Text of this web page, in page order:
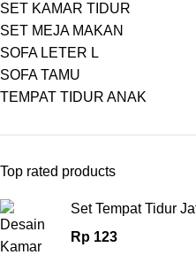
SET KAMAR TIDUR
SET MEJA MAKAN
SOFA LETER L
SOFA TAMU
TEMPAT TIDUR ANAK
Top rated products
Set Tempat Tidur
Rp 123